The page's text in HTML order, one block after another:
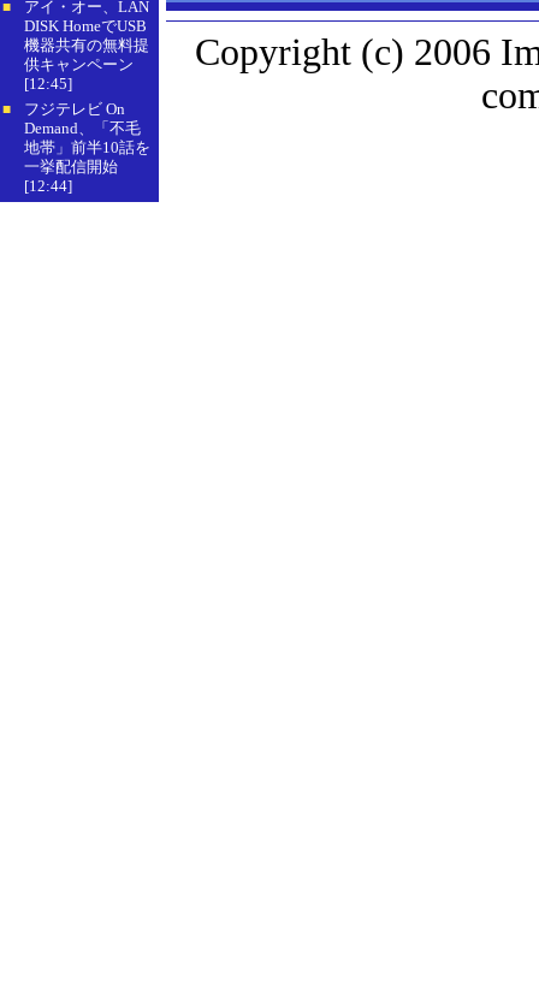
■
アイ・オー、LAN
DISK HomeでUSB
機器共有の無料提
供キャンペーン
[12:45]
■
フジテレビ On
Demand、「不毛
地帯」前半10話を
一挙配信開始
[12:44]
Copyright (c) 2006